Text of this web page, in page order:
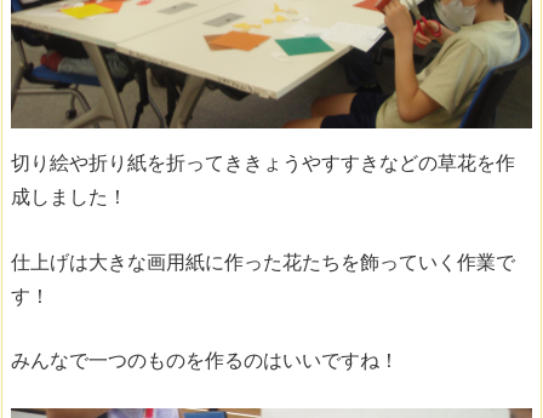
切り絵や折り紙を折ってききょうやすすきなどの草花を作
成しました！
仕上げは大きな画用紙に作った花たちを飾っていく作業で
す！
みんなで一つのものを作るのはいいですね！